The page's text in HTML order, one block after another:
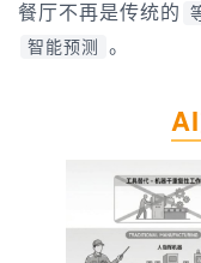
餐厅不再是传统的
智能预测 。